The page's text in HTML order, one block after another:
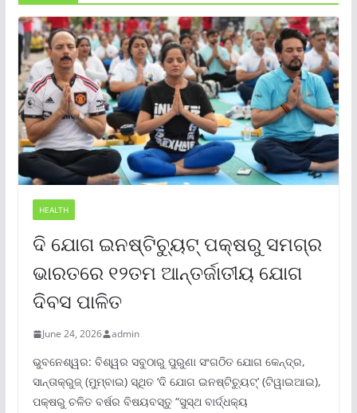
HEALTH
ଦି ଯୋଗ ଇନଷ୍ଟିଚ୍ୟୁଟ୍ ପକ୍ଷରୁ ସମଗ୍ର
ଭାରତରେ ୧୨ତମ ଆନ୍ତର୍ଜାତୀୟ ଯୋଗ
ଦିବସ ପାଳିତ
June 24, 2026 admin
ଭୁବନେଶ୍ୱର: ବିଶ୍ୱର ସବୁଠାରୁ ପୁରୁଣା ସଂଗଠିତ ଯୋଗ କେନ୍ଦ୍ର,
ସାନ୍ତାକ୍ରୁଜ୍ (ମୁମ୍ବାଇ) ସ୍ଥିତ ‘ଦି ଯୋଗ ଇନଷ୍ଟିଚ୍ୟୁଟ୍‌’ (ଟିୱାଇଆଇ),
ପକ୍ଷରୁ ଚଳିତ ବର୍ଷର ବିଷୟବସ୍ତୁ “ସୁସ୍ଥ ବାର୍ଦ୍ଧକ୍ୟ